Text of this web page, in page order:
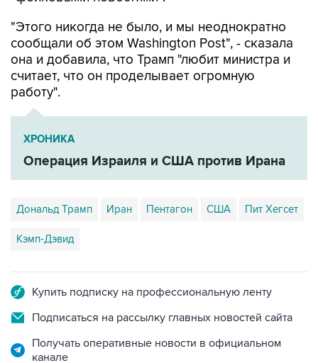
она и добавила, что Трамп "любит министра и
считает, что он проделывает огромную
работу".
ХРОНИКА
Операция Израиля и США против Ирана
Дональд Трамп Иран Пентагон США Пит Хегсет
Кэмп-Дэвид
Подписаться на рассылку главных новостей сайта
Получать оперативные новости в официальном